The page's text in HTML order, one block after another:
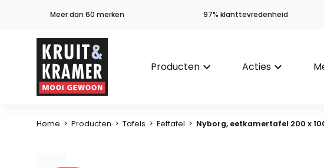
Meer dan 60 merken 97% klanttevredenheid
Producten keyboard_arrow_down Acties keyboard_arrow_down
Home > Producten > Tafels > Eettafel > Nyborg, eetkamertafel 200 x